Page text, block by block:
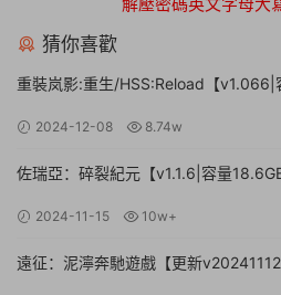
解壓密碼英文字母大
猜你喜歡
重裝岚影:重生/HSS:Reload【v1.066|
2024-12-08 8.74w
佐瑞亞：碎裂紀元【v1.1.6|容量
2024-11-15 10w+
遠征：泥濘奔馳遊戲【更新